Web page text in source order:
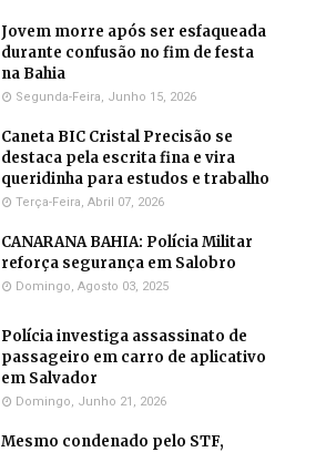
Jovem morre após ser esfaqueada
durante confusão no fim de festa
na Bahia
Segunda-Feira, Junho 15, 2026
Caneta BIC Cristal Precisão se
destaca pela escrita fina e vira
queridinha para estudos e trabalho
Terça-Feira, Abril 07, 2026
CANARANA BAHIA: Polícia Militar
reforça segurança em Salobro
Domingo, Agosto 03, 2025
Polícia investiga assassinato de
passageiro em carro de aplicativo
em Salvador
Domingo, Junho 21, 2026
Mesmo condenado pelo STF,